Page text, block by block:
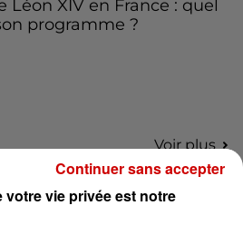
Léon XIV en France : quel
programme ?
Voir plus
vos places pour le
votre vie privée est notre
Continuer sans accepter